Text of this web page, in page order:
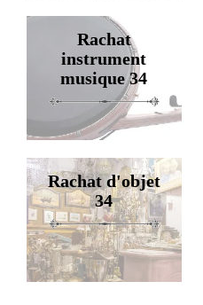
Rachat
instrument
musique 34
Rachat d'objet
34